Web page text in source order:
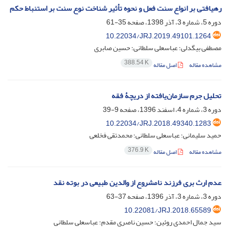
رهیافتی بر انواع سنت فعل و نحوه تأثیر شناخت نوع سنت بر استنباط حکم
دوره 5، شماره 3، آذر 1398، صفحه
35-61
10.22034/JRJ.2019.49101.1264
مصطفی بیگدلی؛ عباسعلی سلطانی؛ حسین صابری
مشاهده مقاله اصل مقاله 388.54 K
تحلیل جرم سازمان‌یافته از دریچۀ فقه
دوره 3، شماره 4، اسفند 1396، صفحه
9-39
10.22034/JRJ.2018.49340.1283
حمید سلیمانی؛ عباسعلی سلطانی؛ محمدتقی فخلعی
مشاهده مقاله اصل مقاله 376.9 K
عدم ارث بری فرزند نامشروع از والدین طبیعی در بوته نقد
دوره 3، شماره 3، آذر 1396، صفحه
37-63
10.22081/JRJ.2018.65589
سید جمال احمدی روئین؛ حسین ناصری مقدم؛ عباسعلی سلطانی